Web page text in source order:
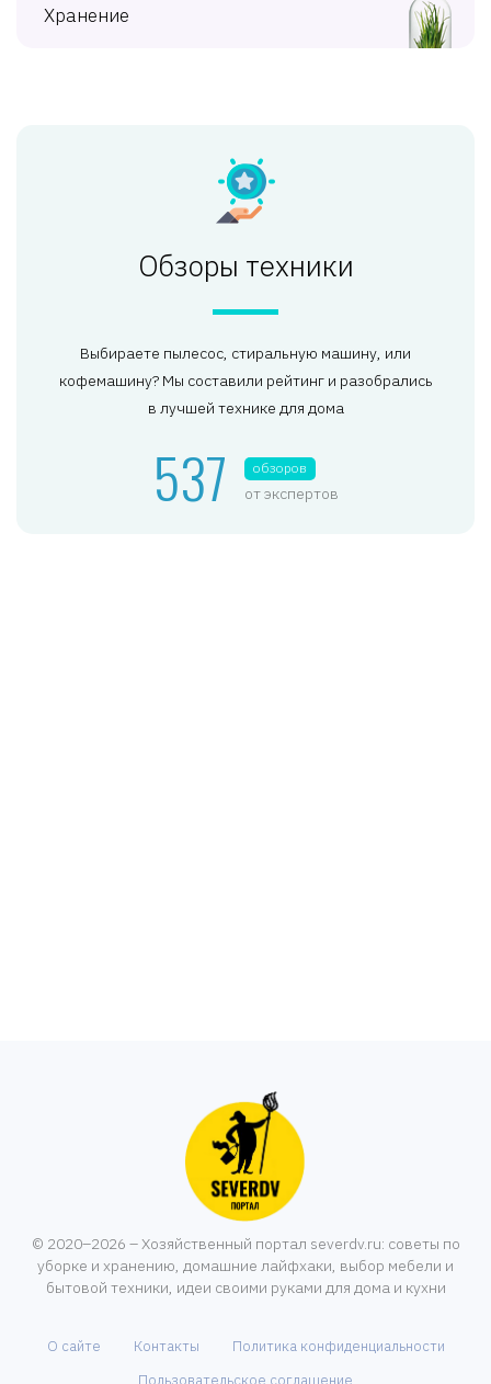
Хранение
Обзоры техники
Выбираете пылесос, стиральную машину, или
кофемашину? Мы составили рейтинг и разобрались
в лучшей технике для дома
537 обзоров
от экспертов
© 2020–2026 – Хозяйственный портал severdv.ru: советы по
уборке и хранению, домашние лайфхаки, выбор мебели и
бытовой техники, идеи своими руками для дома и кухни
О сайте Контакты
Политика конфиденциальности
Пользовательское соглашение